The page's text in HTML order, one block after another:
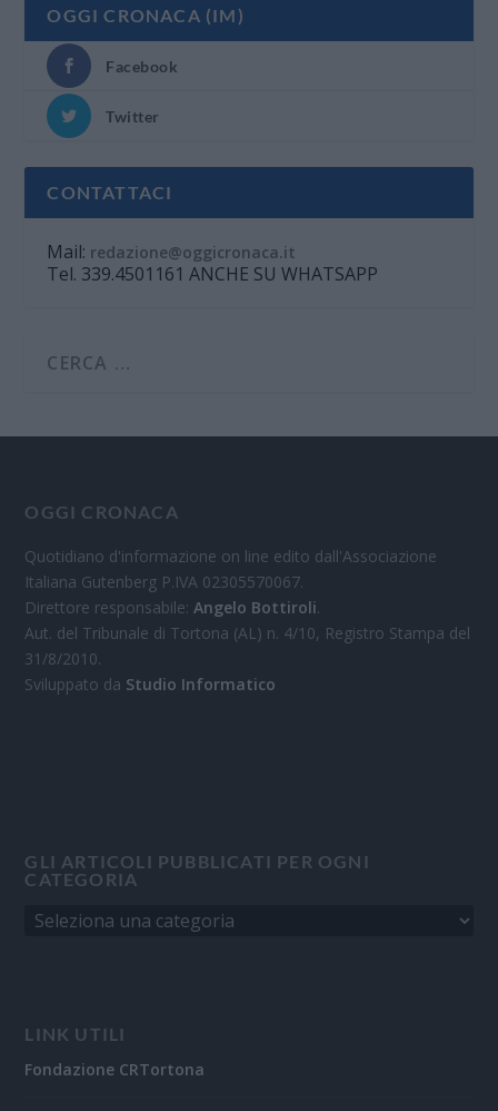
OGGI CRONACA (IM)
Facebook
Twitter
CONTATTACI
Mail: redazione@oggicronaca.it
Tel. 339.4501161 ANCHE SU WHATSAPP
OGGI CRONACA
Quotidiano d'informazione on line edito dall'Associazione
Italiana Gutenberg P.IVA 02305570067.
Direttore responsabile:Angelo Bottiroli.
Aut. del Tribunale di Tortona (AL) n. 4/10, Registro Stampa del
31/8/2010.
Sviluppato da Studio Informatico
GLI ARTICOLI PUBBLICATI PER OGNI
CATEGORIA
LINK UTILI
Fondazione CRTortona